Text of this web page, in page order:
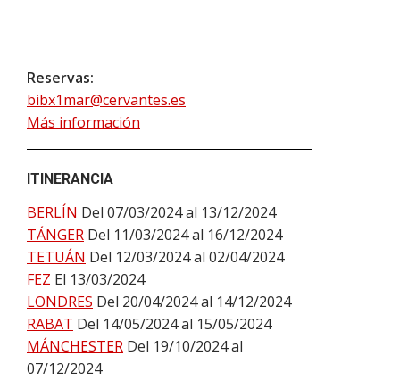
Reservas:
bibx1mar@cervantes.es
Más información
ITINERANCIA
BERLÍN Del 07/03/2024 al 13/12/2024
TÁNGER Del 11/03/2024 al 16/12/2024
TETUÁN Del 12/03/2024 al 02/04/2024
FEZ El 13/03/2024
LONDRES Del 20/04/2024 al 14/12/2024
RABAT Del 14/05/2024 al 15/05/2024
MÁNCHESTER Del 19/10/2024 al
07/12/2024